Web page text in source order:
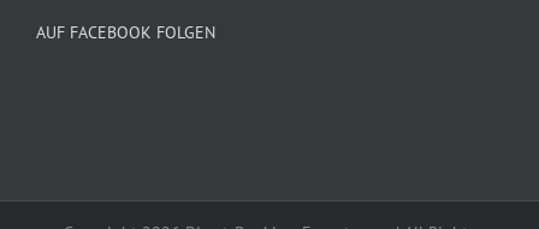
AUF FACEBOOK FOLGEN